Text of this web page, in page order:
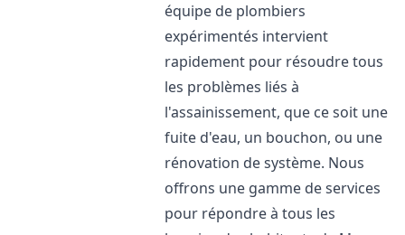
équipe de plombiers
expérimentés intervient
rapidement pour résoudre tous
les problèmes liés à
l'assainissement, que ce soit une
fuite d'eau, un bouchon, ou une
rénovation de système. Nous
offrons une gamme de services
pour répondre à tous les